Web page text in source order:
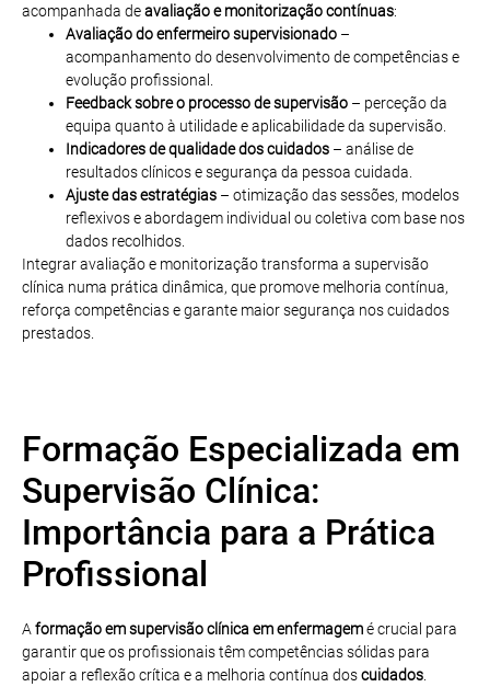
acompanhada deavaliação e monitorização contínuas:
Avaliação do enfermeiro supervisionado –
acompanhamento do desenvolvimento de competências e
evolução profissional.
Feedback sobre o processo de supervisão – perceção da
equipa quanto à utilidade e aplicabilidade da supervisão.
Indicadores de qualidade dos cuidados – análise de
resultados clínicos e segurança da pessoa cuidada.
Ajuste das estratégias – otimização das sessões, modelos
reflexivos e abordagem individual ou coletiva com base nos
dados recolhidos.
Integrar avaliação e monitorização transforma a supervisão
clínica numa prática dinâmica, que promove melhoria contínua,
reforça competências e garante maior segurança nos cuidados
prestados.
Formação Especializada em
Supervisão Clínica:
Importância para a Prática
Profissional
A formação em supervisão clínica em enfermagemé crucial para
garantir que os profissionais têm competências sólidas para
apoiar a reflexão crítica e a melhoria contínua doscuidados